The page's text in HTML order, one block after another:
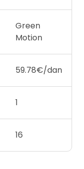
Green
Motion
59.78€/dan
1
16